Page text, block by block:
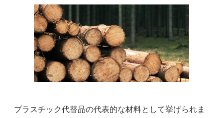
プラスチック代替品の代表的な材料として挙げられま